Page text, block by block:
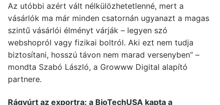
Az utóbbi azért vált nélkülözhetetlenné, mert a
vásárlók ma már minden csatornán ugyanazt a magas
szintű vásárlói élményt várják – legyen szó
webshopról vagy fizikai boltról. Aki ezt nem tudja
biztosítani, hosszú távon nem marad versenyben” –
mondta Szabó László, a Growww Digital alapító
partnere.
Rágyúrt az exportra: a BioTechUSA kapta a